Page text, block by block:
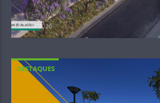
07/08/2026
DESTAQUES